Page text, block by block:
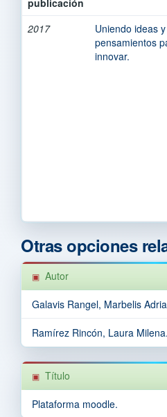
2017
Uniendo ideas y
pensamientos
innovar.
Otras opciones
Autor
Galavis Rangel, Marbelis
Ramírez Rincón, Laura Milena.
Título
Plataforma moodle.